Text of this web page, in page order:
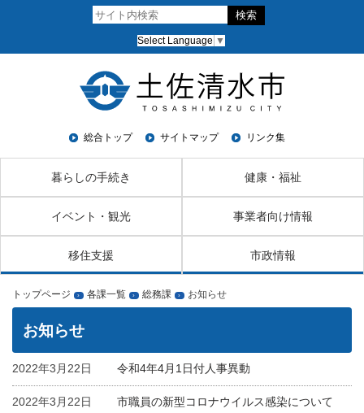
Select Language ▼
総合トップ サイトマップ リンク集
暮らしの手続き 健康・福祉
イベント・観光 事業者向け情報
移住支援 市政情報
トップページ › 各課一覧 › 総務課 › お知らせ
お知らせ
2022年3月22日 令和4年4月1日付人事異動
2022年3月22日
市職員の新型コロナウイルス感染について